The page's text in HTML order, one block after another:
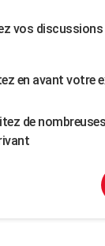
vos
en avant votre
de